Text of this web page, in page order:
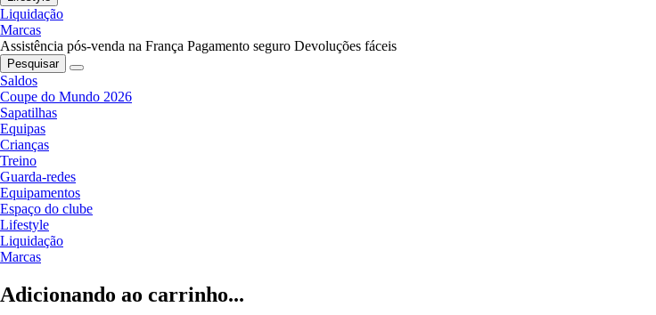
Liquidação
Marcas
Assistência pós-venda na França Pagamento seguro Devoluções fáceis
Pesquisar
Saldos
Coupe do Mundo 2026
Sapatilhas
Equipas
Crianças
Treino
Guarda-redes
Equipamentos
Espaço do clube
Lifestyle
Liquidação
Marcas
Adicionando ao carrinho...